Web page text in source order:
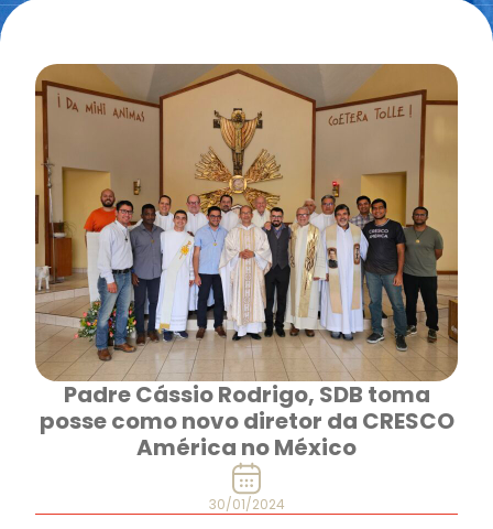
30/01/2024
Padre Cássio Rodrigo, SDB toma
posse como novo diretor da CRESCO
América no México